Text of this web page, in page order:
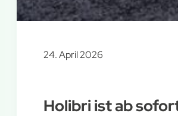
24. April 2026
Holibri ist ab